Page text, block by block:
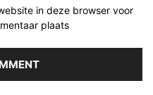
in deze browser voor
plaats